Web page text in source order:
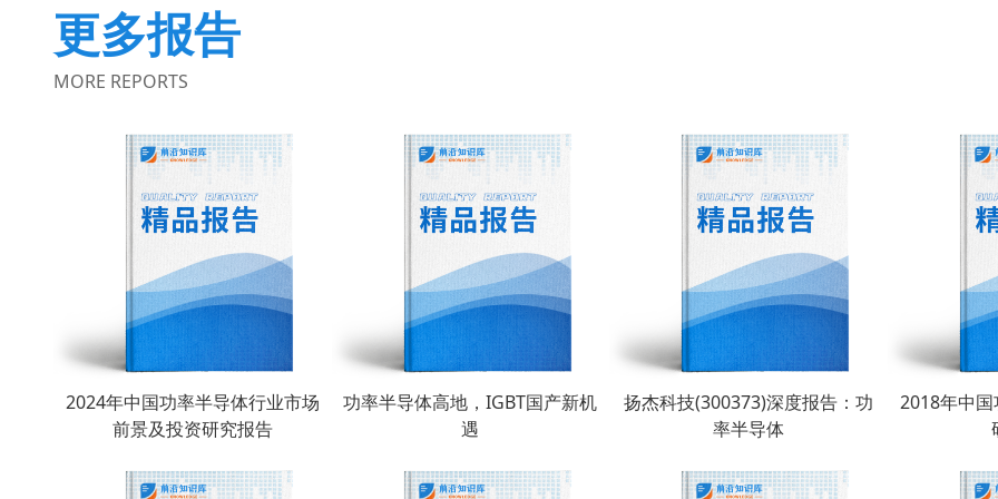
更多报告
MORE REPORTS
2024年中国功率半导体行业市场
前景及投资研究报告
功率半导体高地，IGBT国产新机
遇
扬杰科技(300373)深度报告：功
率半导体
2018年中